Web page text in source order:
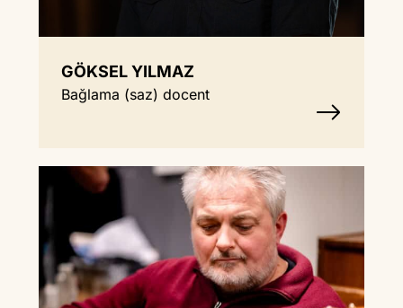
GÖKSEL YILMAZ
Bağlama (saz) docent